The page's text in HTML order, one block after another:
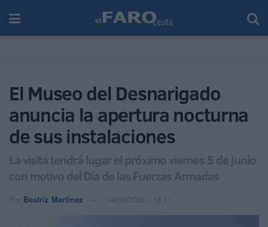
El Museo del Desnarigado
anuncia la apertura nocturna
de sus instalaciones
La visita tendrá lugar el próximo viernes 5 de junio
con motivo del Día de las Fuerzas Armadas
Por Beatriz Martínez 04/06/2026 - 13:11